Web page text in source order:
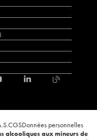
CGSDonnées personnelles
alcooliques aux mineurs de